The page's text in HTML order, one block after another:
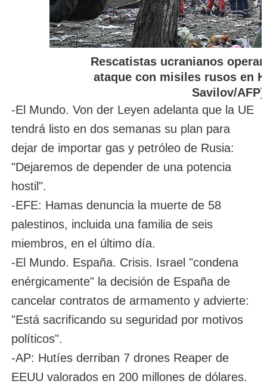
Rescatistas ucranianos
ataque con misiles rusos en
Savilov/AFP)
-El Mundo. Von der Leyen adelanta que la UE
tendrá listo en dos semanas su plan para
dejar de importar gas y petróleo de Rusia:
"Dejaremos de depender de una potencia
hostil".
-EFE: Hamas denuncia la muerte de 58
palestinos, incluida una familia de seis
miembros, en el último día.
-El Mundo. España. Crisis. Israel "condena
enérgicamente" la decisión de España de
cancelar contratos de armamento y advierte:
"Está sacrificando su seguridad por motivos
políticos".
-AP: Hutíes derriban 7 drones Reaper de
EEUU valorados en 200 millones de dólares.